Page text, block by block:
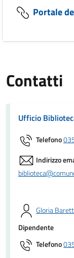
Portale
Contatti
Ufficio
Telefono
Indirizzo
Gloria
Dipendente
Telefono